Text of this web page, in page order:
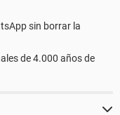
sin borrar la
de 4.000 años de